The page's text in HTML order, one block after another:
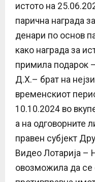
истото на
парична награда
денари по основ
како награда за
примила подарок
Д.Х.– брат на
временскиот
10.10.2024 во
а на одговорните
правен субјект
Видео Лотарија
овозможила да се